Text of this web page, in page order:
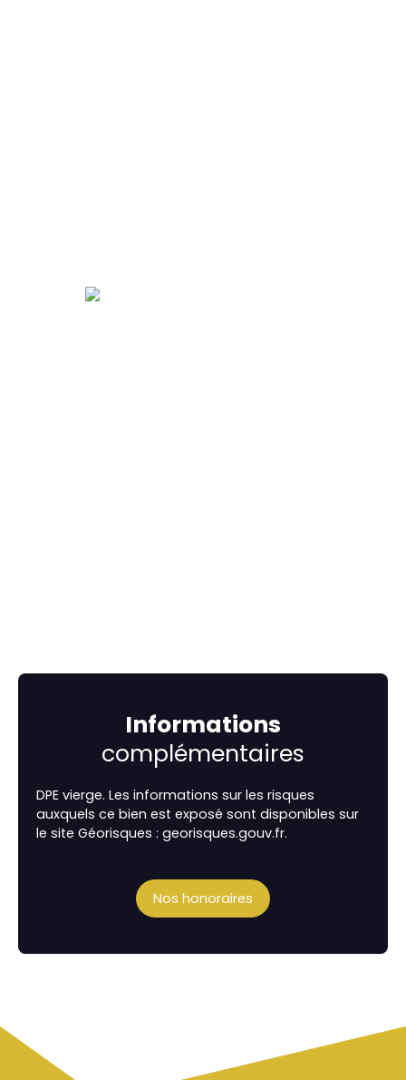
Informations
complémentaires
DPE vierge. Les informations sur les risques
auxquels ce bien est exposé sont disponibles sur
le site Géorisques : georisques.gouv.fr.
Nos honoraires